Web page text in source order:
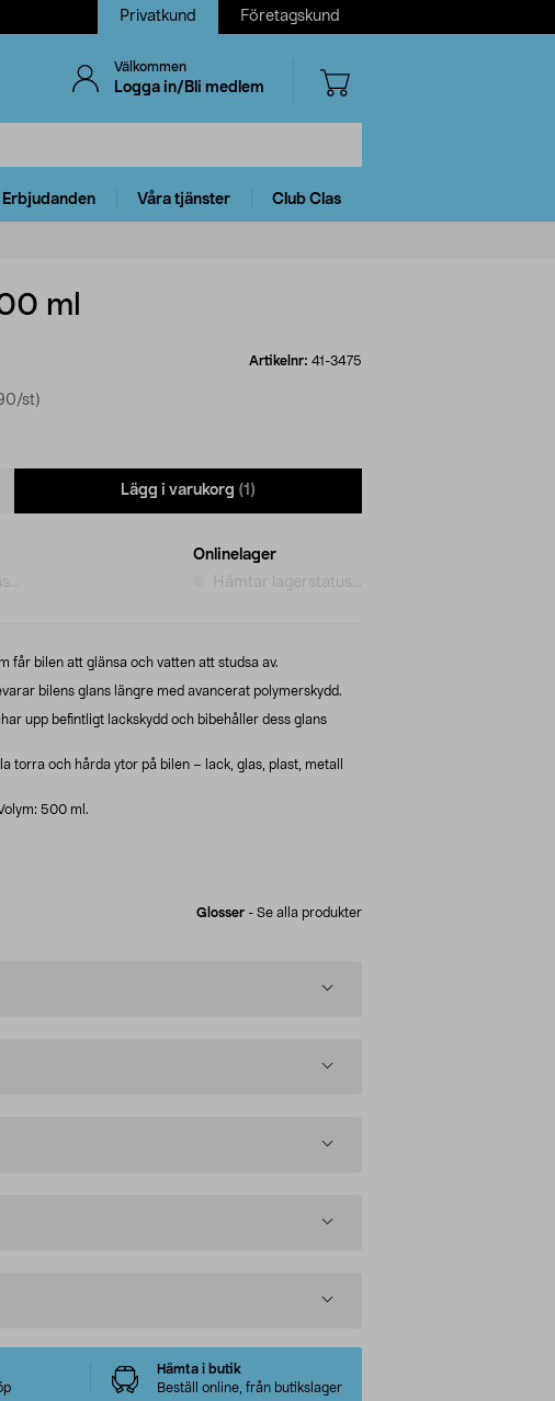
Privatkund Företagskund
Välkommen
Logga in/Bli medlem
Erbjudanden Våra tjänster Club Clas
ml
st)
Artikelnr: 41-3475
Lägg i varukorg (1)
Onlinelager
Hämtar lagerstatus...
får bilen att glänsa och vatten att studsa av.
bilens glans längre med avancerat polymerskydd.
upp befintligt lackskydd och bibehåller dess glans
torra och hårda ytor på bilen – lack, glas, plast, metall
500 ml.
Glosser - Se alla produkter
Hämta i butik
Beställ online, från butikslager